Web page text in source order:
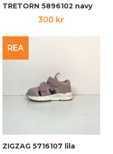
TRETORN 5896102 navy
300 kr
REA
ZIGZAG 5716107 lila